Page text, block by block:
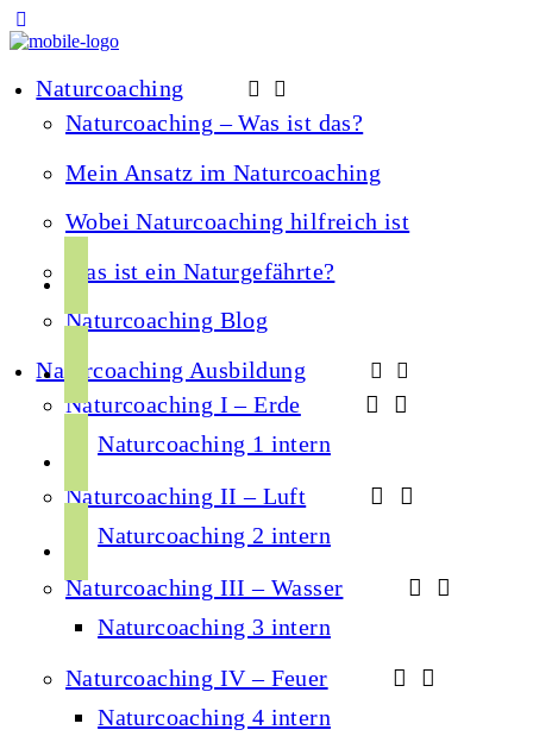
Naturcoaching
Naturcoaching – Was ist das?
Mein Ansatz im Naturcoaching
Wobei Naturcoaching hilfreich ist
Was ist ein Naturgefährte?
Naturcoaching Blog
Naturcoaching Ausbildung
Naturcoaching I – Erde
Naturcoaching 1 intern
Naturcoaching II – Luft
Naturcoaching 2 intern
Naturcoaching III – Wasser
Naturcoaching 3 intern
Naturcoaching IV – Feuer
Naturcoaching 4 intern
c
b
o
k
n
s
g
a
u
b
o
f